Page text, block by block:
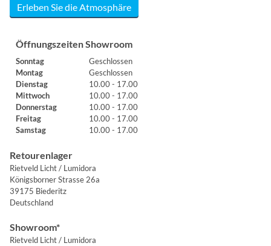
Erleben Sie die Atmosphäre
Öffnungszeiten Showroom
Sonntag
Geschlossen
Montag
Geschlossen
Dienstag
10.00 - 17.00
Mittwoch
10.00 - 17.00
Donnerstag
10.00 - 17.00
Freitag
10.00 - 17.00
Samstag
10.00 - 17.00
Retourenlager
Rietveld Licht / Lumidora
Königsborner Strasse 26a
39175 Biederitz
Deutschland
Showroom*
Rietveld Licht / Lumidora